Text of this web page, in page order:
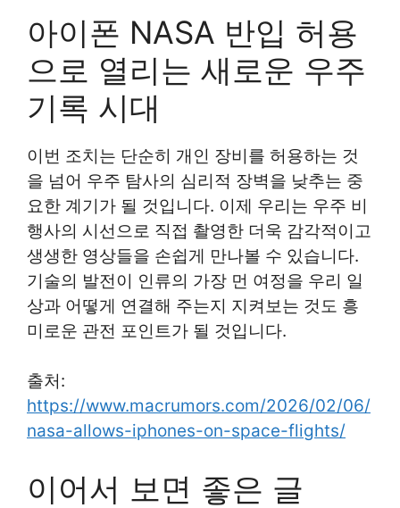
아이폰 NASA 반입 허용
으로 열리는 새로운 우주
기록 시대
이번 조치는 단순히 개인 장비를 허용하는 것
을 넘어 우주 탐사의 심리적 장벽을 낮추는 중
요한 계기가 될 것입니다. 이제 우리는 우주 비
행사의 시선으로 직접 촬영한 더욱 감각적이고
생생한 영상들을 손쉽게 만나볼 수 있습니다.
기술의 발전이 인류의 가장 먼 여정을 우리 일
상과 어떻게 연결해 주는지 지켜보는 것도 흥
미로운 관전 포인트가 될 것입니다.
출처:
https://www.macrumors.com/2026/02/06/
nasa-allows-iphones-on-space-flights/
이어서 보면 좋은 글